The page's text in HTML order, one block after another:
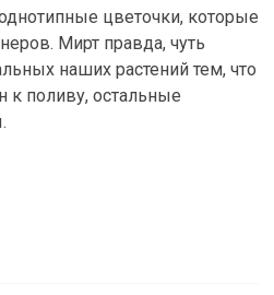
цветочки, которые
Мирт правда, чуть
наших растений тем, что
к поливу, остальные